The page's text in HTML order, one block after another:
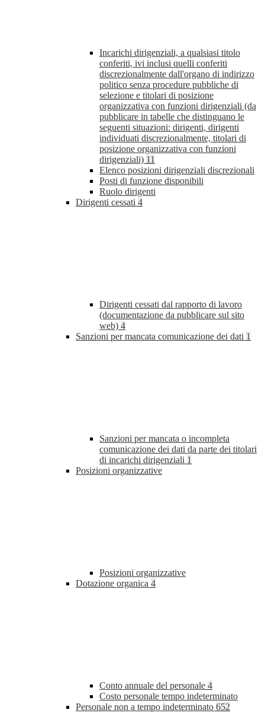
Incarichi dirigenziali, a qualsiasi titolo
conferiti, ivi inclusi quelli conferiti
discrezionalmente dall'organo di indirizzo
politico senza procedure pubbliche di
selezione e titolari di posizione
organizzativa con funzioni dirigenziali (da
pubblicare in tabelle che distinguano le
seguenti situazioni: dirigenti, dirigenti
individuati discrezionalmente, titolari di
posizione organizzativa con funzioni
dirigenziali) 11
Elenco posizioni dirigenziali discrezionali
Posti di funzione disponibili
Ruolo dirigenti
Dirigenti cessati 4
Dirigenti cessati dal rapporto di lavoro
(documentazione da pubblicare sul sito
web) 4
Sanzioni per mancata comunicazione dei dati 1
Sanzioni per mancata o incompleta
comunicazione dei dati da parte dei titolari
di incarichi dirigenziali 1
Posizioni organizzative
Posizioni organizzative
Dotazione organica 4
Conto annuale del personale 4
Costo personale tempo indeterminato
Personale non a tempo indeterminato 652